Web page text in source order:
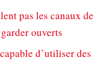
pas les canaux de
ouverts
d’utiliser des